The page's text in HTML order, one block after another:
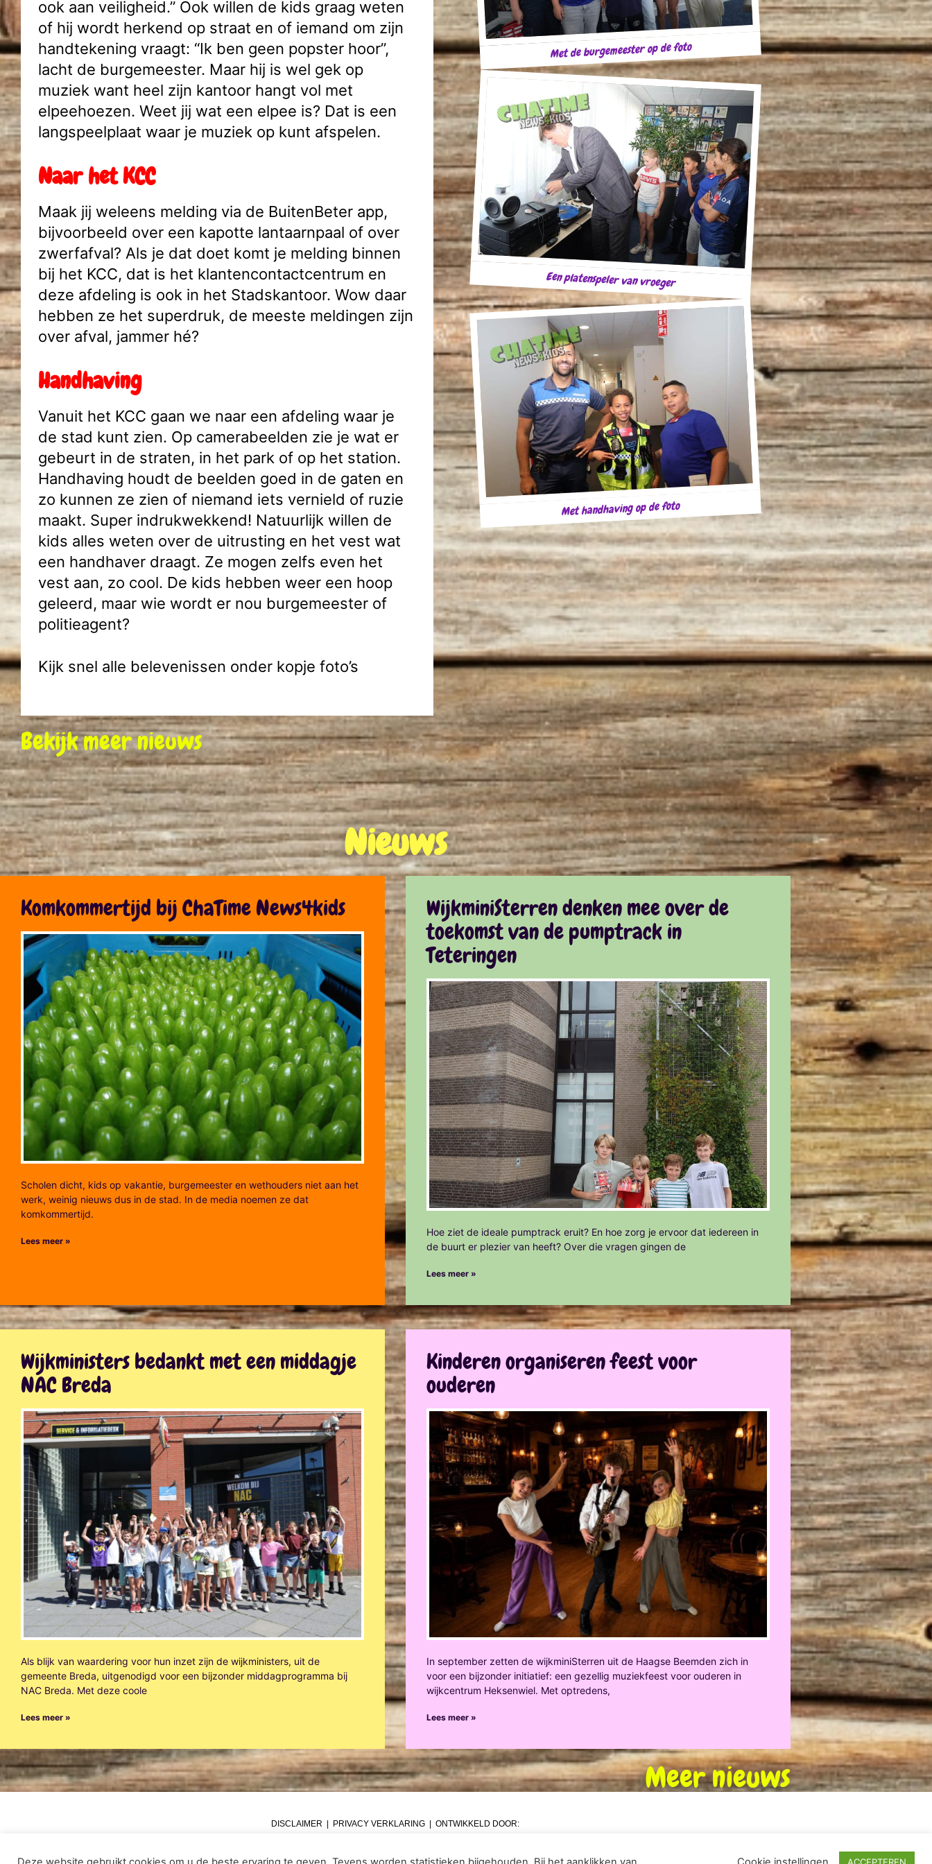
ook aan veiligheid.” Ook willen de kids graag weten
of hij wordt herkend op straat en of iemand om zijn
handtekening vraagt: “Ik ben geen popster hoor”,
lacht de burgemeester. Maar hij is wel gek op
muziek want heel zijn kantoor hangt vol met
elpeehoezen. Weet jij wat een elpee is? Dat is een
langspeelplaat waar je muziek op kunt afspelen.
Naar het KCC
Maak jij weleens melding via de BuitenBeter app,
bijvoorbeeld over een kapotte lantaarnpaal of over
zwerfafval? Als je dat doet komt je melding binnen
bij het KCC, dat is het klantencontactcentrum en
deze afdeling is ook in het Stadskantoor. Wow daar
hebben ze het superdruk, de meeste meldingen zijn
over afval, jammer hé?
Handhaving
Vanuit het KCC gaan we naar een afdeling waar je
de stad kunt zien. Op camerabeelden zie je wat er
gebeurt in de straten, in het park of op het station.
Handhaving houdt de beelden goed in de gaten en
zo kunnen ze zien of niemand iets vernield of ruzie
maakt. Super indrukwekkend! Natuurlijk willen de
kids alles weten over de uitrusting en het vest wat
een handhaver draagt. Ze mogen zelfs even het
vest aan, zo cool. De kids hebben weer een hoop
geleerd, maar wie wordt er nou burgemeester of
politieagent?
Kijk snel alle belevenissen onder kopje foto’s
Bekijk meer nieuws
Met de burgemeester op de foto
Een platenspeler van vroeger
Met handhaving op de foto
Nieuws
Komkommertijd bij ChaTime News4kids
Scholen dicht, kids op vakantie, burgemeester en wethouders niet aan het
werk, weinig nieuws dus in de stad. In de media noemen ze dat
komkommertijd.
Lees meer »
WijkminiSterren denken mee over de
toekomst van de pumptrack in
Teteringen
Hoe ziet de ideale pumptrack eruit? En hoe zorg je ervoor dat iedereen in
de buurt er plezier van heeft? Over die vragen gingen de
Lees meer »
Wijkministers bedankt met een middagje
NAC Breda
Als blijk van waardering voor hun inzet zijn de wijkministers, uit de
gemeente Breda, uitgenodigd voor een bijzonder middagprogramma bij
NAC Breda. Met deze coole
Lees meer »
Kinderen organiseren feest voor
ouderen
In september zetten de wijkminiSterren uit de Haagse Beemden zich in
voor een bijzonder initiatief: een gezellig muziekfeest voor ouderen in
wijkcentrum Heksenwiel. Met optredens,
Lees meer »
Meer nieuws
DISCLAIMER PRIVACY VERKLARING | ONTWIKKELD DOOR:
ACCEPTEREN